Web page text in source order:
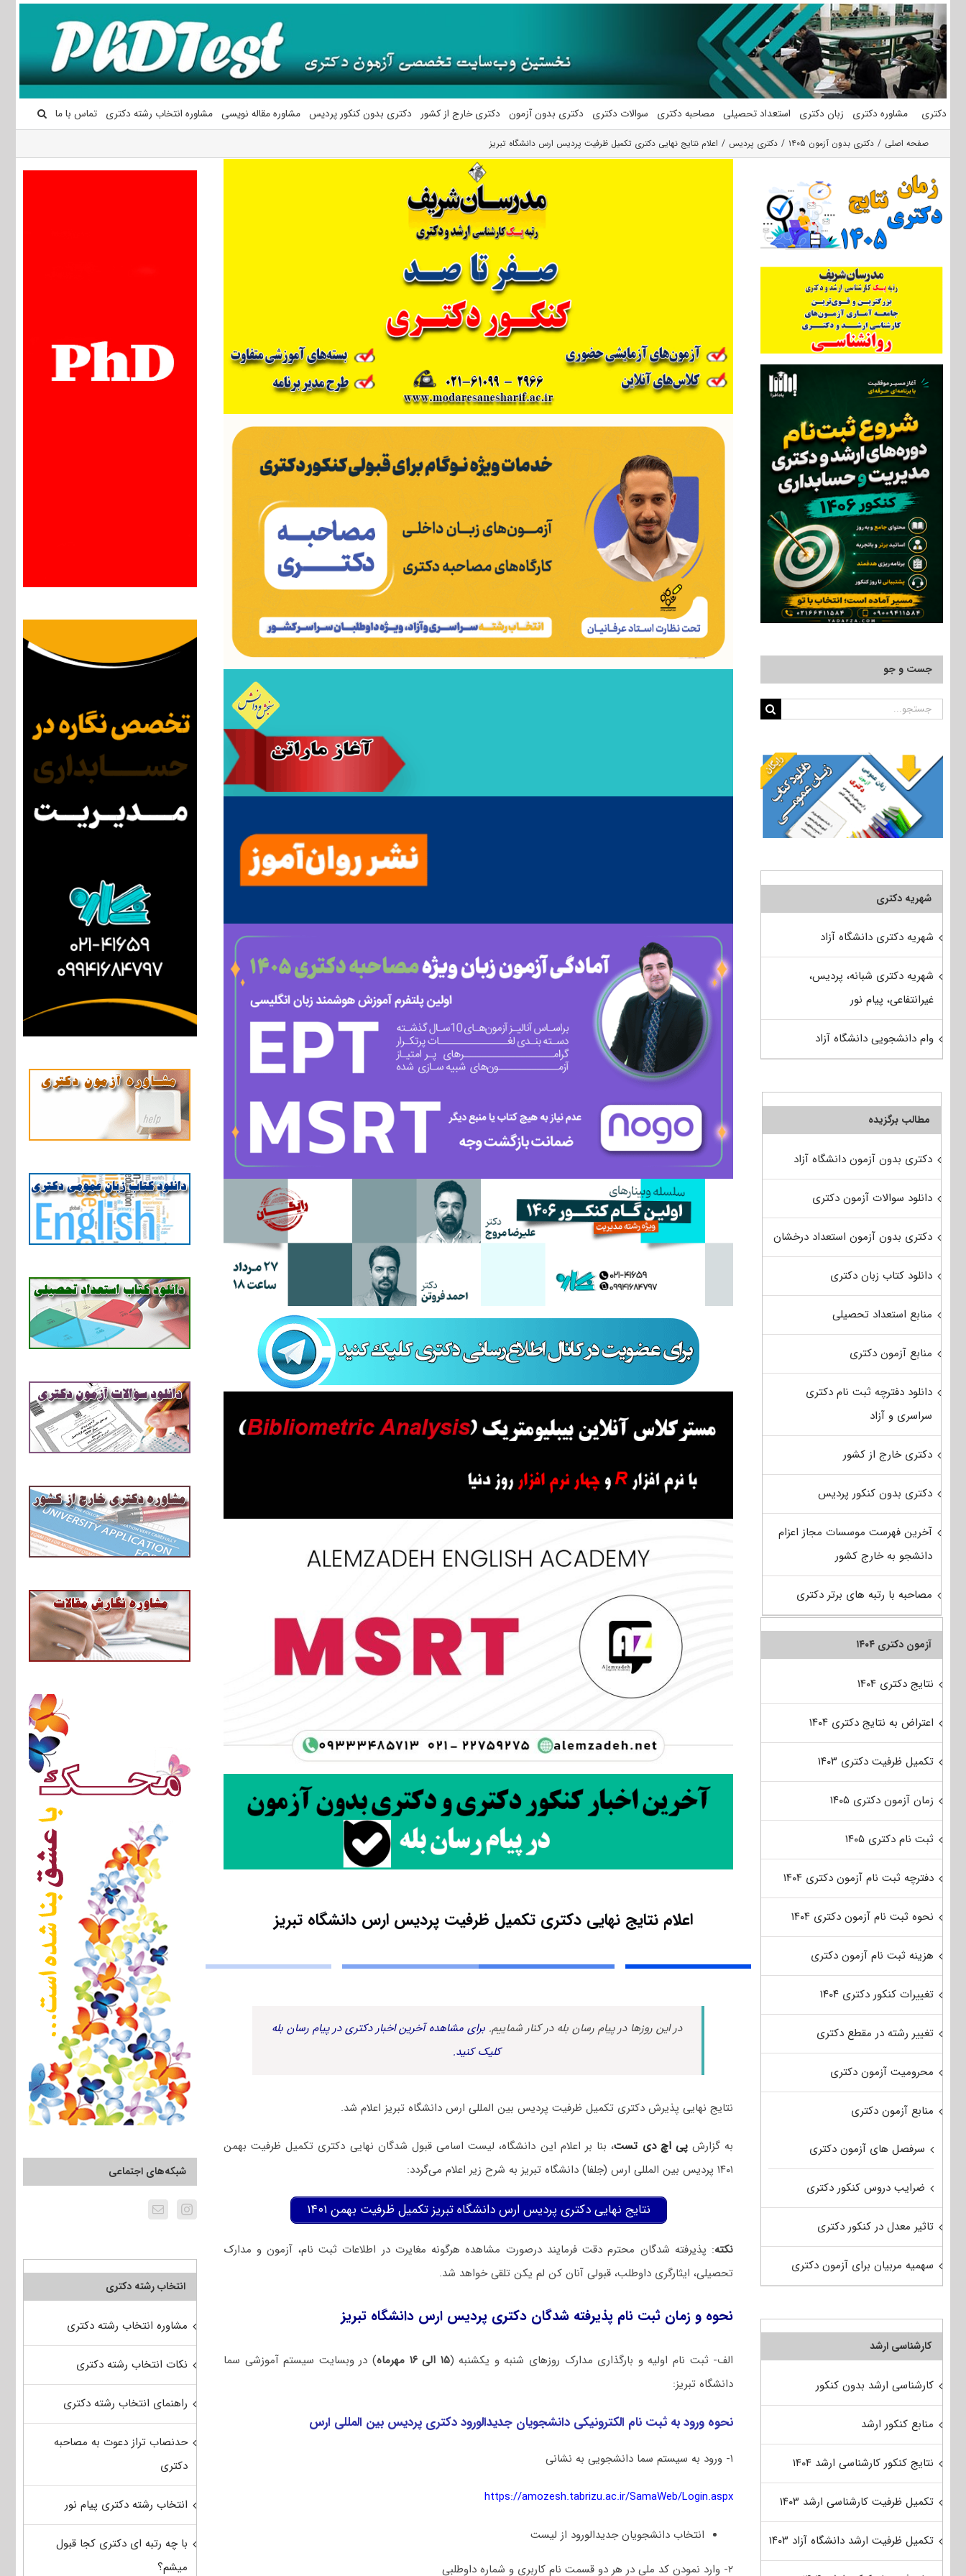
محتوا
دکتری مشاوره دکتری زبان دکتری استعداد تحصیلی مصاحبه دکتری سوالات دکتری دکتری بدون آزمون دکتری خارج از کشور دکتری بدون کنکور پردیس مشاوره مقاله نویسی مشاوره انتخاب رشته دکتری تماس با ما
صفحه اصلی دکتری بدون آزمون ۱۴۰۵ دکتری پردیس اعلام نتایج نهایی دکتری تکمیل ظرفیت پردیس ارس دانشگاه تبریز
اعلام نتایج نهایی دکتری تکمیل ظرفیت پردیس ارس دانشگاه تبریز
در این روزها در پیام رسان بله در کنار شماییم. برای مشاهده آخرین اخبار دکتری در پیام رسان بله
کلیک کنید.
نتایج نهایی پذیرش دکتری تکمیل ظرفیت پردیس بین المللی ارس دانشگاه تبریز اعلام شد.
به گزارشپی اچ دی تست، بنا بر اعلام این دانشگاه، لیست اسامی قبول شدگان نهایی دکتری تکمیل ظرفیت بهمن
۱۴۰۱ پردیس بین المللی ارس (جلفا) دانشگاه تبریز به شرح زیر اعلام می‌گردد:
نتایج نهایی دکتری پردیس ارس دانشگاه تبریز تکمیل ظرفیت بهمن ۱۴۰۱
نکته: پذیرفته شدگان محترم دقت فرمایند درصورت مشاهده هرگونه مغایرت در اطلاعات ثبت نام، آزمون و مدارک
تحصیلی، ایثارگری داوطلب، قبولی آنان کن لم یکن تلقی خواهد شد.
نحوه و زمان ثبت نام پذیرفته شدگان دکتری پردیس ارس دانشگاه تبریز
الف- ثبت نام اولیه و بارگذاری مدارک روزهای شنبه و یکشنبه (۱۵ الی ۱۶ مهرماه
) در وبسایت سیستم آموزشی سما
دانشگاه تبریز:
نحوه ورود به ثبت نام الکترونیکی دانشجویان جدیدالورود دکتری پردیس بین المللی ارس
۱- ورود به سیستم سما دانشجویی به نشانی
https://amozesh.tabrizu.ac.ir/SamaWeb/Login.aspx
انتخاب دانشجویان جدیدالورود از لیست
۲- وارد نمودن کد ملی در هر دو قسمت نام کاربری و شماره داوطلبی
شبکه‌های اجتماعی
انتخاب رشته دکتری
مشاوره انتخاب رشته دکتری
نکات انتخاب رشته دکتری
راهنمای انتخاب رشته دکتری
حدنصاب تراز دعوت به مصاحبه
دکتری
انتخاب رشته دکتری پیام نور
با چه رتبه ای دکتری کجا قبول
میشم؟
جست و جو
جستجو
شهریه دکتری
شهریه دکتری دانشگاه آزاد
شهریه دکتری شبانه، پردیس،
غیرانتفاعی، پیام نور
وام دانشجویی دانشگاه آزاد
مطالب برگزیده
دکتری بدون آزمون دانشگاه آزاد
دانلود سوالات آزمون دکتری
دکتری بدون آزمون استعداد درخشان
دانلود کتاب زبان دکتری
منابع استعداد تحصیلی
منابع آزمون دکتری
دانلود دفترچه ثبت نام دکتری
سراسری و آزاد
دکتری خارج از کشور
دکتری بدون کنکور پردیس
آخرین فهرست موسسات مجاز اعزام
دانشجو به خارج کشور
مصاحبه با رتبه های برتر دکتری
آزمون دکتری ۱۴۰۴
نتایج دکتری ۱۴۰۴
اعتراض به نتایج دکتری ۱۴۰۴
تکمیل ظرفیت دکتری ۱۴۰۳
زمان آزمون دکتری ۱۴۰۵
ثبت نام دکتری ۱۴۰۵
دفترچه ثبت نام آزمون دکتری ۱۴۰۴
نحوه ثبت نام آزمون دکتری ۱۴۰۴
هزینه ثبت نام آزمون دکتری
تغییرات کنکور دکتری ۱۴۰۴
تغییر رشته در مقطع دکتری
محرومیت آزمون دکتری
منابع آزمون دکتری
سرفصل های آزمون دکتری
ضرایب دروس کنکور دکتری
تاثیر معدل در کنکور دکتری
سهمیه مربیان برای آزمون دکتری
کارشناسی ارشد
کارشناسی ارشد بدون کنکور
منابع کنکور ارشد
نتایج کنکور کارشناسی ارشد ۱۴۰۴
تکمیل ظرفیت کارشناسی ارشد ۱۴۰۳
تکمیل ظرفیت ارشد دانشگاه آزاد ۱۴۰۳